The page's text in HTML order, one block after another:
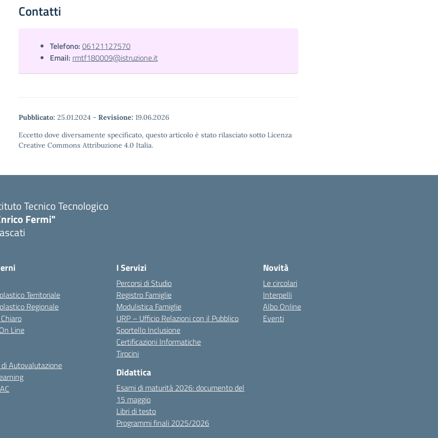
Contatti
Telefono: 06121127570
Email: rmtf180009@istruzione.it
Pubblicato: 25.01.2024 - Revisione: 19.06.2026
Eccetto dove diversamente specificato, questo articolo è stato rilasciato sotto Licenza
Creative Commons Attribuzione 4.0 Italia.
Tecnico Tecnologico
Fermi"
Territoriale
Regionale
Line
Autovalutazione
I Servizi
Percorsi di Studio
Registro Famiglie
Modulistica Famiglie
URP – Ufficio Relazioni con il Pubblico
Sportello Inclusione
Certificazioni Informatiche
Tirocini
Didattica
Esami di maturità 2026: documento del
15 maggio
Libri di testo
Programmi finali 2025/2026
Novità
Le circolari
Interpelli
Albo Online
Eventi